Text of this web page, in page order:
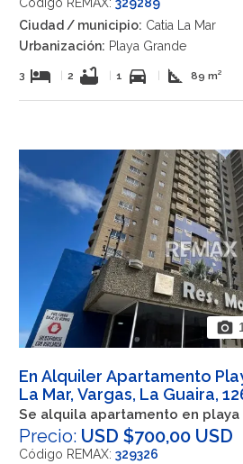
Código REMAX: 329289
Ciudad / municipio: Catia La Mar
Urbanización: Playa Grande
3 hotel 2 bathtub 1 directions_car square_foot 89 m²
photo_camera
En Alquiler Apartamento
La Mar, Vargas, La Guaira,
Se alquila apartamento en playa
Precio: USD $700,00 USD
Código REMAX: 329326